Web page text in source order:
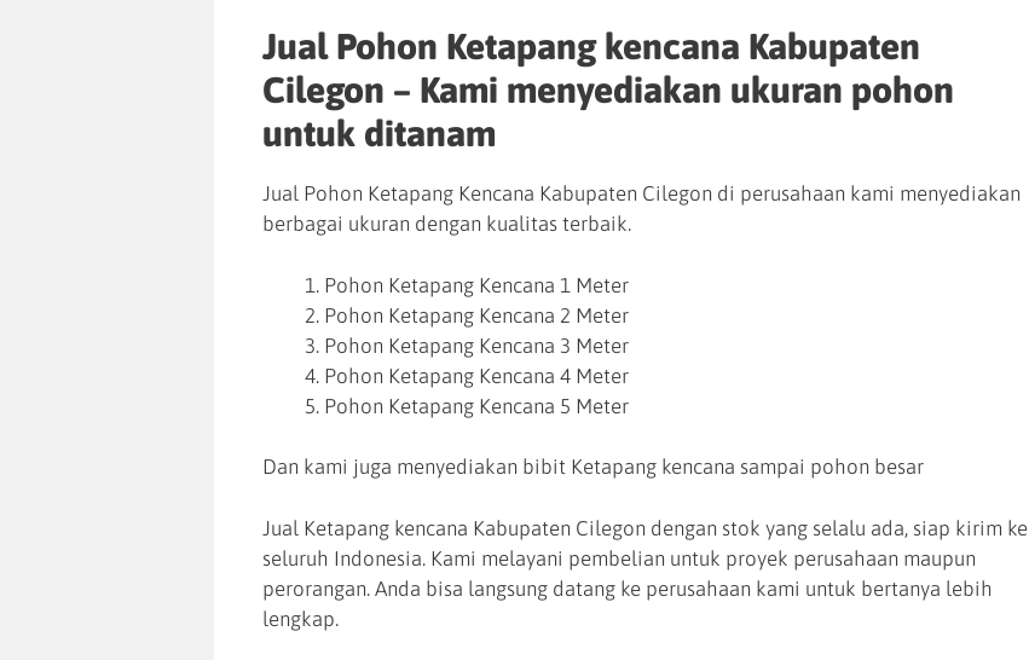
Jual Pohon Ketapang kencana Kabupaten
Cilegon – Kami menyediakan ukuran pohon
untuk ditanam
Jual Pohon Ketapang Kencana Kabupaten Cilegon di perusahaan kami menyediakan
berbagai ukuran dengan kualitas terbaik.
Pohon Ketapang Kencana 1 Meter
Pohon Ketapang Kencana 2 Meter
Pohon Ketapang Kencana 3 Meter
Pohon Ketapang Kencana 4 Meter
Pohon Ketapang Kencana 5 Meter
Dan kami juga menyediakan bibit Ketapang kencana sampai pohon besar
Jual Ketapang kencana Kabupaten Cilegon dengan stok yang selalu ada, siap kirim ke
seluruh Indonesia. Kami melayani pembelian untuk proyek perusahaan maupun
perorangan. Anda bisa langsung datang ke perusahaan kami untuk bertanya lebih
lengkap.